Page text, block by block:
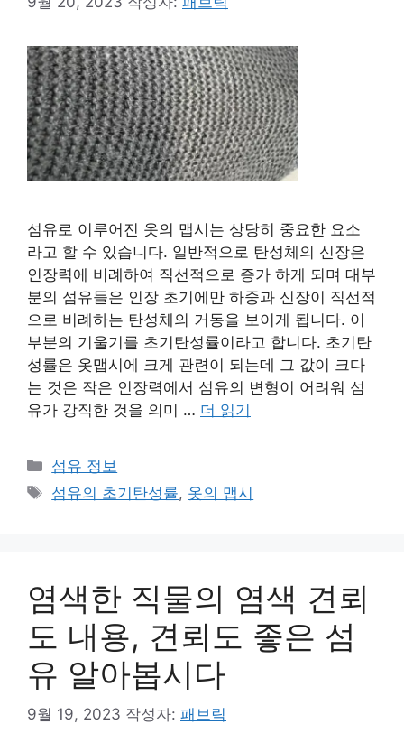
섬유로 이루어진 옷의 맵시는 상당히 중요한 요소
라고 할 수 있습니다. 일반적으로 탄성체의 신장은
인장력에 비례하여 직선적으로 증가 하게 되며 대부
분의 섬유들은 인장 초기에만 하중과 신장이 직선적
으로 비례하는 탄성체의 거동을 보이게 됩니다. 이
부분의 기울기를 초기탄성률이라고 합니다. 초기탄
성률은 옷맵시에 크게 관련이 되는데 그 값이 크다
는 것은 작은 인장력에서 섬유의 변형이 어려워 섬
유가 강직한 것을 의미 … 더 읽기
카
테
섬유 정보
태
섬유의 초기탄성률, 옷의 맵시
염색한 직물의 염색 견뢰
도 내용, 견뢰도 좋은 섬
유 알아봅시다
9월 19, 2023 작성자: 패브릭